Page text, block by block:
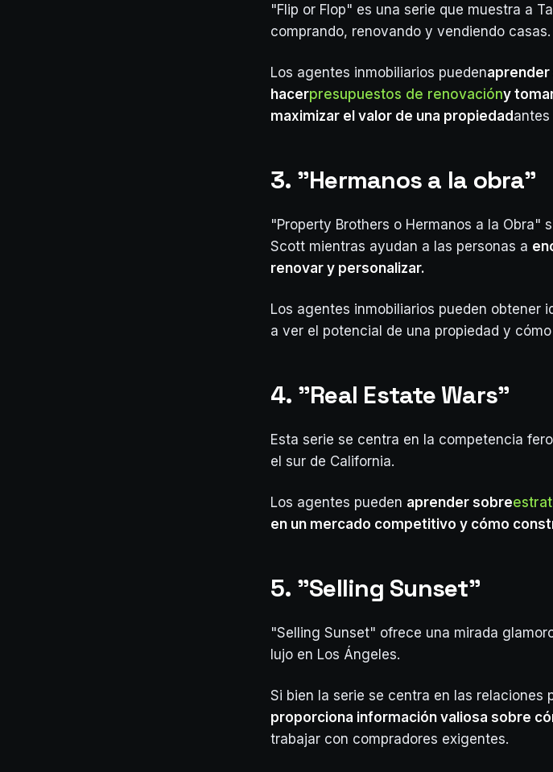
"Flip or Flop" es una serie que muestra a
comprando, renovando y vendiendo casas.
Los agentes inmobiliarios puedenaprender
hacerpresupuestos de renovacióny
maximizar el valor de una propiedad antes
3. "Hermanos a la obra"
"Property Brothers o Hermanos a la Obra"
Scott mientras ayudan a las personas a
renovar y personalizar.
Los agentes inmobiliarios pueden obtener
a ver el potencial de una propiedad y
4. "Real Estate Wars"
Esta serie se centra en la competencia
el sur de California.
Los agentes pueden aprender sobre
en un mercado competitivo y cómo
5. "Selling Sunset"
"Selling Sunset" ofrece una mirada
lujo en Los Ángeles.
Si bien la serie se centra en las relaciones
proporciona información valiosa sobre
trabajar con compradores exigentes.